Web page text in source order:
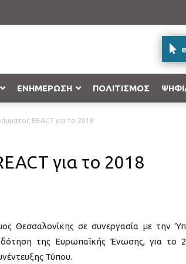
ΕΝΗΜΕΡΩΣΗ
Ανάπτυξη 2014-2020»
Ε.Π «Ανταγωνιστικότητα,
ΠΟΛΙΤΙΣΜΟΣ
REACT για το 2018
για το 2018
Θεσσαλονίκης σε συνεργασία με την
της Ευρωπαϊκής Ένωσης, για το
Τύπου.